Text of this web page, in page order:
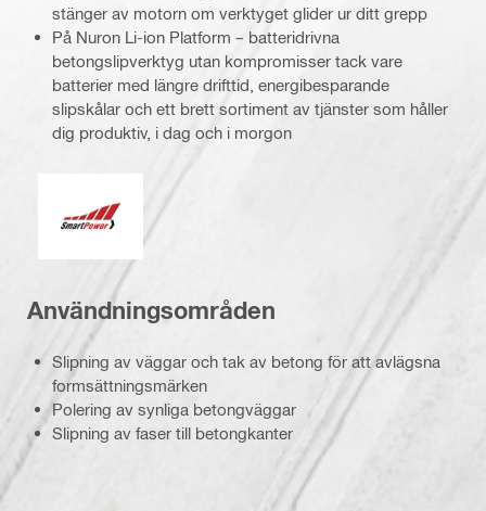
stänger av motorn om verktyget glider ur ditt grepp
På Nuron Li-ion Platform – batteridrivna
betongslipverktyg utan kompromisser tack vare
batterier med längre drifttid, energibesparande
slipskålar och ett brett sortiment av tjänster som håller
dig produktiv, i dag och i morgon
Användningsområden
Slipning av väggar och tak av betong för att avlägsna
formsättningsmärken
Polering av synliga betongväggar
Slipning av faser till betongkanter